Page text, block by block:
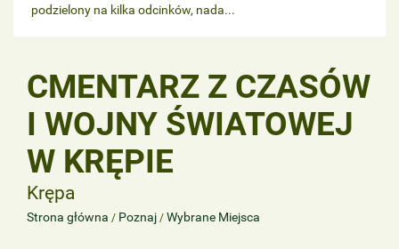
podzielony na kilka odcinków, nada...
CMENTARZ Z CZASÓW
I WOJNY ŚWIATOWEJ
W KRĘPIE
Krępa
Strona główna / Poznaj / Wybrane Miejsca